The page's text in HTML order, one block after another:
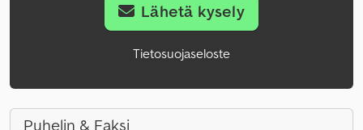
Lähetä kysely
Tietosuojaseloste
Puhelin & Faksi